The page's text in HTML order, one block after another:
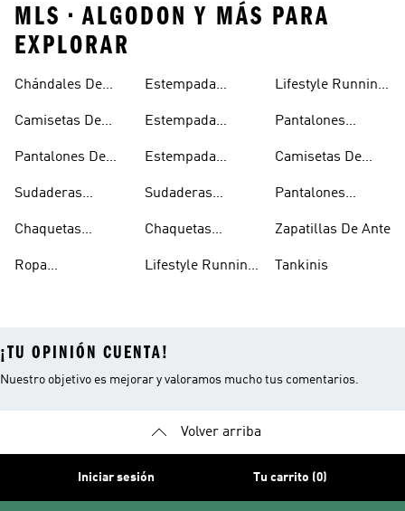
MLS • ALGODON Y MÁS PARA
EXPLORAR
Chándales De
Camisetas De
Pantalones De
Sudaderas
Chaquetas
Ropa
Estempada
Hombre
Estempada
Estempada
Sudaderas
Chaquetas
Lifestyle Running
Lifestyle Running
Pantalones
Camisetas De
Reciclado
Pantalones
Poliéster
Reciclado
Zapatillas De Ante
Tankinis
¡TU OPINIÓN CUENTA!
Nuestro objetivo es mejorar y valoramos mucho tus comentarios.
Volver arriba
Iniciar sesión Tu carrito (0)